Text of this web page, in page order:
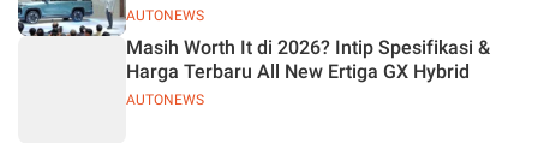
AUTONEWS
AUTONEWS
Masih Worth It di 2026? Intip Spesifikasi &
Harga Terbaru All New Ertiga GX Hybrid